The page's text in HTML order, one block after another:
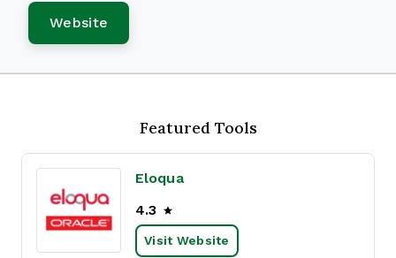
Website
Featured Tools
Eloqua
4.3
Visit Website